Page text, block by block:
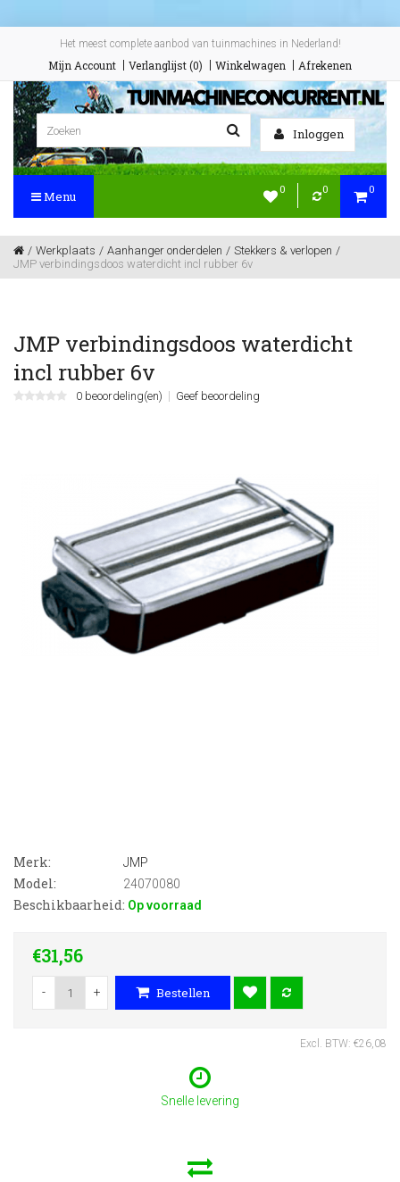
Het meest complete aanbod van tuinmachines in Nederland!
Mijn Account Verlanglijst (0) Winkelwagen Afrekenen
Inloggen
0 0 0
Menu
Werkplaats Aanhanger onderdelen
Stekkers & verlopen
JMP verbindingsdoos waterdicht incl rubber 6v
JMP verbindingsdoos waterdicht
incl rubber 6v
0 beoordeling(en) Geef beoordeling
Merk: JMP
Model: 24070080
Beschikbaarheid: Op voorraad
€31,56
- + Bestellen
Excl. BTW: €26,08
Snelle levering